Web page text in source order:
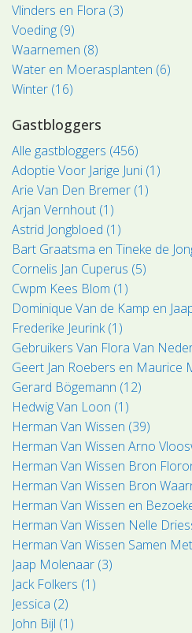
Vlinders en Flora (3)
Voeding (9)
Waarnemen (8)
Water en Moerasplanten (6)
Winter (16)
Gastbloggers
Alle gastbloggers (456)
Adoptie Voor Jarige Juni (1)
Arie Van Den Bremer (1)
Arjan Vernhout (1)
Astrid Jongbloed (1)
Bart Graatsma en Tineke de
Cornelis Jan Cuperus (5)
Cwpm Kees Blom (1)
Dominique Van de Kamp en
Frederike Jeurink (1)
Gebruikers Van Flora Van
Geert Jan Roebers en Maurice
Gerard Bögemann (12)
Hedwig Van Loon (1)
Herman Van Wissen (39)
Herman Van Wissen Arno
Herman Van Wissen Bron
Herman Van Wissen Bron
Herman Van Wissen en
Herman Van Wissen Nelle
Herman Van Wissen Samen
Jaap Molenaar (3)
Jack Folkers (1)
Jessica (2)
John Bijl (1)